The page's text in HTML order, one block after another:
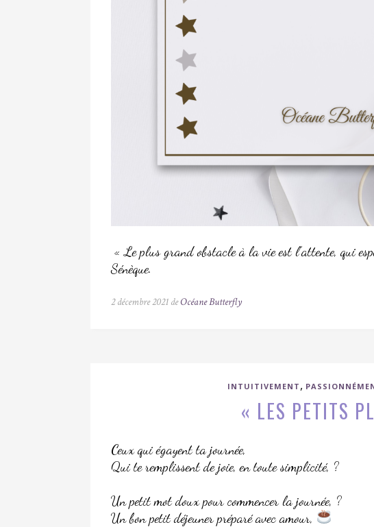
« Le plus grand obstacle à la vie est l’attente, qui
Sénèque.
2 décembre 2021 deOcéane Butterfly
INTUITIVEMENT ,
« LES PETITS
Ceux qui égayent ta journée,
Qui te remplissent de joie, en toute simplicité, ?
Un petit mot doux pour commencer la journée, ?
Un bon petit déjeuner préparé avec amour,